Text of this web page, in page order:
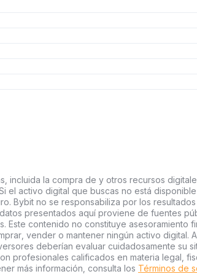
incluida la compra de y otros recursos
el activo digital que buscas no está disponible
Bybit no se responsabiliza por los
presentados aquí proviene de fuentes
Este contenido no constituye asesoramiento
vender o mantener ningún activo digital.
deberían evaluar cuidadosamente su
profesionales calificados en materia legal,
más información, consulta los Términos de